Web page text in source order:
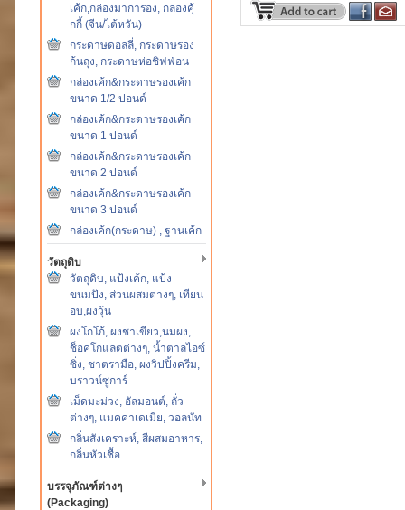
เค้ก,กล่องมาการอง, กล่องคุ้
กกี้ (จีน/ไต้หวัน)
กระดาษดอลลี่, กระดาษรอง
ก้นถุง, กระดาษห่อชิฟฟ่อน
กล่องเค้ก&กระดาษรองเค้ก
ขนาด 1/2 ปอนด์
กล่องเค้ก&กระดาษรองเค้ก
ขนาด 1 ปอนด์
กล่องเค้ก&กระดาษรองเค้ก
ขนาด 2 ปอนด์
กล่องเค้ก&กระดาษรองเค้ก
ขนาด 3 ปอนด์
กล่องเค้ก(กระดาษ) , ฐานเค้ก
วัตถุดิบ
วัตถุดิบ, แป้งเค้ก, แป้ง
ขนมปัง, ส่วนผสมต่างๆ, เทียน
อบ,ผงวุ้น
ผงโกโก้, ผงชาเขียว,นมผง,
ช็อคโกแลตต่างๆ, น้ำตาลไอซ์
ซิ่ง, ชาตรามือ, ผงวิปปิ้งครีม,
บราวน์ซูการ์
เม็ดมะม่วง, อัลมอนต์, ถั่ว
ต่างๆ, แมคคาเดเมีย, วอลนัท
กลิ่นสังเคราะห์, สีผสมอาหาร,
กลิ่นหัวเชื้อ
บรรจุภัณฑ์ต่างๆ
(Packaging)
นิ้ว x สูง 2 1/2 นิ้ว ขนาดเทียบเท่
พิมพ์เค้ก 3 ปอนด์